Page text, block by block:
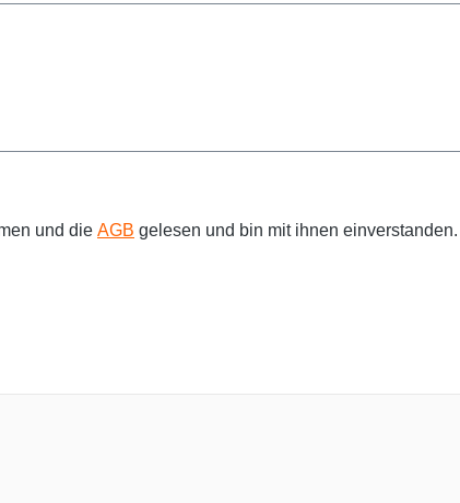
und die AGB gelesen und bin mit ihnen einverstanden.